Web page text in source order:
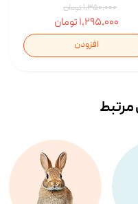
۱,۳۵۰,۰۰۰ تومان
۱,۲۹۵,۰۰۰ تومان
افزودن